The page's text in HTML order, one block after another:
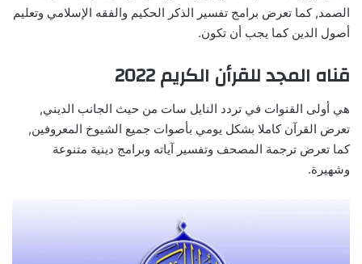
الصمد, كما تعرض برامج تفسير الذكر الحكيم والفقه الإسلامي وتعليم
أصول الدين كما يجب أن تكون.
قناه المجد للقرأن الكريم 2022
هي أولى القنوات في تردد النايل سات من حيث الجانب الديني,
تعرض القرآن كاملا بشكل يومي بأصوات جميع الشيوخ المعروفين,
كما تعرض ترجمة المصحف وتفسير آياته وبرامج دينية متنوعة
وشهيرة.